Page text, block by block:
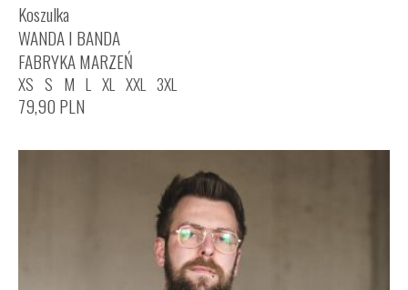
Koszulka
WANDA I BANDA
FABRYKA MARZEŃ
XS S M L XL XXL 3XL
79,90 PLN